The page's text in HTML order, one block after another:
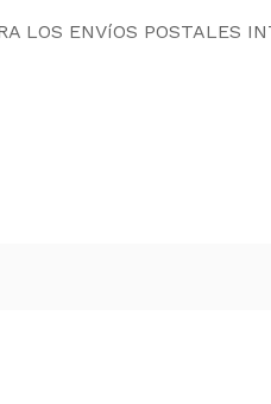
LOS ENVíOS POSTALES